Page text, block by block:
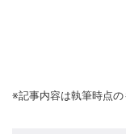
※記事内容は執筆時点の